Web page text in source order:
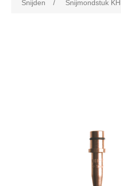
Snijden
/ Snijmondstuk